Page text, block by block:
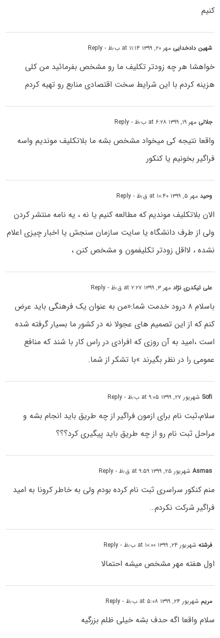
کنیم
شهین دادخدایی مهر ۲۰, ۱۳۹۹ at ۱۱:۱۴ ب٫ظ - Reply
خواهشا هر چه زودتر تکلیف ما رو مشخص بفرمائید من کلی
هزینه کردم با این شرایط سخت اقتصادی منابع رو تهیه کردم
جلالی مهر ۱۹, ۱۳۹۹ at ۶:۲۸ ب٫ظ - Reply
واقعا نتیجه کی میخواد مشخص بشه ما بلاتکلیف موندیم واسه
فراگیر بخونیم یا کنکور
وحیدمهر ۵, ۱۳۹۹ at ۱۰:۴۰ ق٫ظ - Reply
الان بلاتکلیف موندیم که مطالعه کنیم یا نه ، یه نامه منتشر کردن
ولی از طرف دانشگاه یا سایت سازمان سنجش یا اخبار چیزی اعلام
نشده ، لااقل زودتر تکلیفمون و مشخص کنن ،
علی تیکدری نژادمهر ۳, ۱۳۹۹ at ۲:۲۷ ق٫ظ - Reply
باسلام ۸ درود خدمت شما:«من به عنوان یک فرهنگی باید عرض
کنم که از این تصمیم های عجولا نه در کشور ما بسیار گرفته شده
است ،امید به آن روزی که افرادی در راس کار با شند که منافع
عمومی را در نظر بگیرند »با تشکر از شما.
Sofi شهریور ۲۷, ۱۳۹۹ at ۹:۰۵ ب٫ظ - Reply
سلام،ثبت نام برای ازمون فراگیر از چه طریق باید انجام بشه و
مراحل ثبت نام رو از چه طریق باید پیگیری کرد؟؟؟
Asmasشهریور ۲۵, ۱۳۹۹ at ۹:۵۹ ق٫ظ - Reply
منم کنکور سراسری ثبت نام کرده بودم ولی به خاطر کرونا به امید
فراگیر شرکت نکردم…
فرشتهشهریور ۲۴, ۱۳۹۹ at ۱۰:۰۰ ب٫ظ - Reply
اول هفته مهر مشخص میشه احتمالا
مریم شهریور ۲۴, ۱۳۹۹ at ۵:۰۸ ب٫ظ - Reply
سلام واقعا اگه حدف بشه خیلی ظلم بزرگیه